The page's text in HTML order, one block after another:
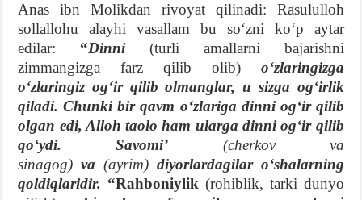
Anas ibn Molikdan rivoyat qilinadi: Rasululloh
sollallohu alayhi vasallam bu soʻzni koʻp aytar
edilar: “Dinni(turli amallarni bajarishni
zimmangizga farz qilib olib) oʻzlaringizga
oʻzlaringiz ogʻir qilib olmanglar, u sizga ogʻirlik
qiladi. Chunki bir qavm oʻzlariga dinni ogʻir qilib
olgan edi, Alloh taolo ham ularga dinni ogʻir qilib
qoʻydi. Savomiʼ (cherkov va
sinagog) va (ayrim) diyorlardagilar oʻshalarning
qoldiqlaridir. “Rahboniylik(rohiblik, tarki dunyo